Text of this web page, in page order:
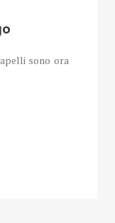
sono ora